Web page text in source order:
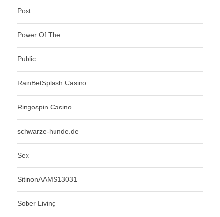
Post
Power Of The
Public
RainBetSplash Casino
Ringospin Casino
schwarze-hunde.de
Sex
SitinonAAMS13031
Sober Living